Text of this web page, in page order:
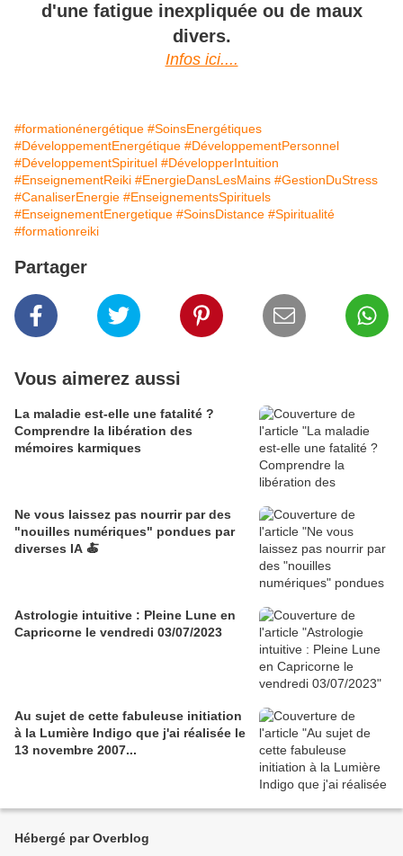
d'une fatigue inexpliquée ou de maux
divers.
Infos ici....
#formationénergétique #SoinsEnergétiques
#DéveloppementEnergétique #DéveloppementPersonnel
#DéveloppementSpirituel #DévelopperIntuition
#EnseignementReiki #EnergieDansLesMains #GestionDuStress
#CanaliserEnergie #EnseignementsSpirituels
#EnseignementEnergetique #SoinsDistance #Spiritualité
#formationreiki
Partager
Vous aimerez aussi
La maladie est-elle une fatalité ?
Comprendre la libération des
mémoires karmiques
Ne vous laissez pas nourrir par des
"nouilles numériques" pondues par
diverses IA 🍝
Astrologie intuitive : Pleine Lune en
Capricorne le vendredi 03/07/2023
Au sujet de cette fabuleuse initiation
à la Lumière Indigo que j'ai réalisée le
13 novembre 2007...
Hébergé par Overblog